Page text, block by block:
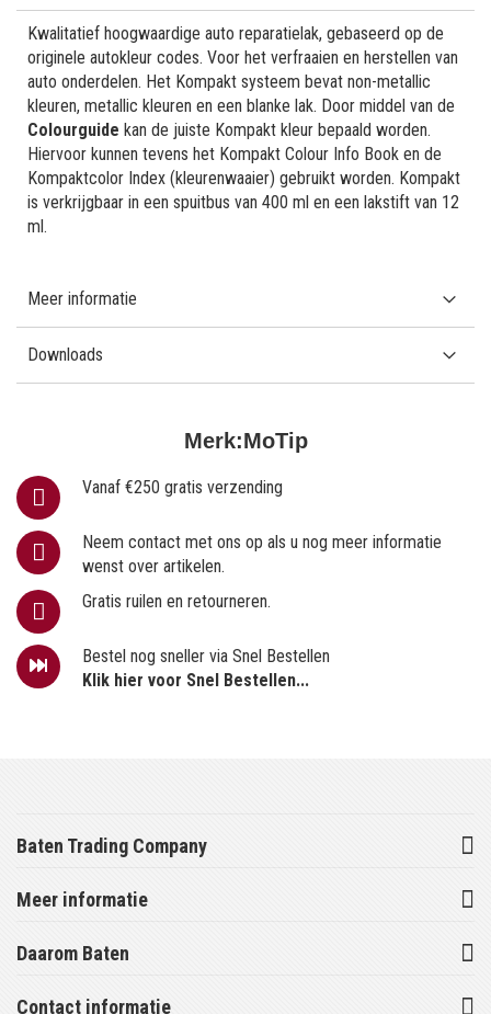
Merk:MoTip
Vanaf €250 gratis verzending
Neem contact met ons op als u nog meer informatie
wenst over artikelen.
Gratis ruilen en retourneren.
Bestel nog sneller via Snel Bestellen
Klik hier voor Snel Bestellen...
Kwalitatief hoogwaardige auto reparatielak, gebaseerd op de
originele autokleur codes. Voor het verfraaien en herstellen van
auto onderdelen. Het Kompakt systeem bevat non-metallic
kleuren, metallic kleuren en een blanke lak. Door middel van de
Colourguide kan de juiste Kompakt kleur bepaald worden.
Hiervoor kunnen tevens het Kompakt Colour Info Book en de
Kompaktcolor Index (kleurenwaaier) gebruikt worden. Kompakt
is verkrijgbaar in een spuitbus van 400 ml en een lakstift van 12
ml.
Meer informatie
Downloads
Baten Trading Company
Meer informatie
Daarom Baten
Contact informatie